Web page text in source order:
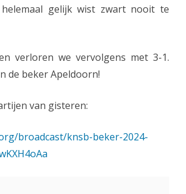
n
n
gelijk wist zwart nooit te
verloren we vervolgens met 3-1.
de beker Apeldoorn!
van gisteren:
broadcast/knsb-beker-2024-